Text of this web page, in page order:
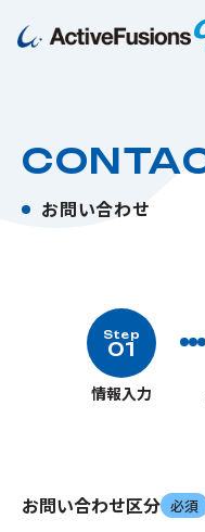
お問い合わせ
Step
01
情報入力
お問い合わせ区分 必須